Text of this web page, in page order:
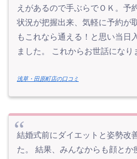
えがあるので手ぶらでＯＫ。予
状況が把握出来、気軽に予約が
もこれなら通える！と思い当日
ました。 これからお世話になり
浅草・田原町店の口コミ
結婚式前にダイエットと姿勢改
た。 結果、みんなからも顔とか